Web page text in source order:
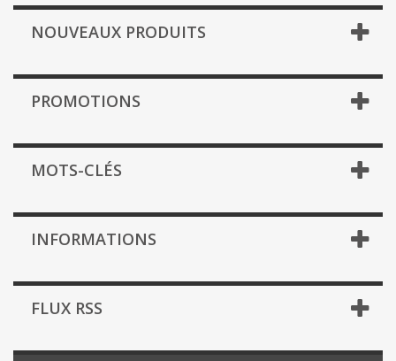
NOUVEAUX PRODUITS
PROMOTIONS
MOTS-CLÉS
INFORMATIONS
FLUX RSS